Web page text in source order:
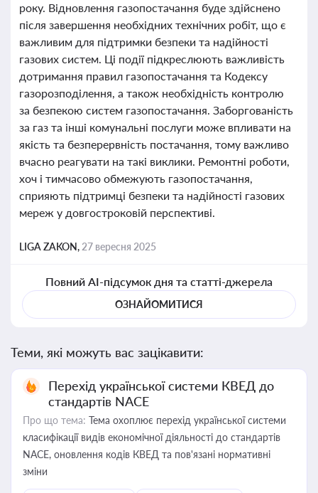
року. Відновлення газопостачання буде здійснено
після завершення необхідних технічних робіт, що є
важливим для підтримки безпеки та надійності
газових систем. Ці події підкреслюють важливість
дотримання правил газопостачання та Кодексу
газорозподілення, а також необхідність контролю
за безпекою систем газопостачання. Заборгованість
за газ та інші комунальні послуги може впливати на
якість та безперервність постачання, тому важливо
вчасно реагувати на такі виклики. Ремонтні роботи,
хоч і тимчасово обмежують газопостачання,
сприяють підтримці безпеки та надійності газових
мереж у довгостроковій перспективі.
LIGA ZAKON, 27 вересня 2025
Повний AI-підсумок дня та статті-джерела
ОЗНАЙОМИТИСЯ
Теми, які можуть вас зацікавити:
Перехід української системи КВЕД до
стандартів NACE
Про що тема: Тема охоплює перехід української системи
класифікації видів економічної діяльності до стандартів
NACE, оновлення кодів КВЕД та пов'язані нормативні
зміни